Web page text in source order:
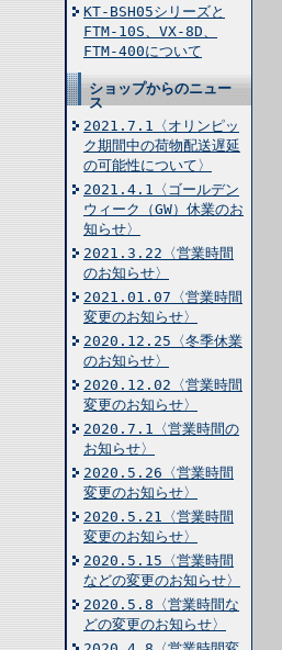
KT-BSH05シリーズと
FTM-10S、VX-8D、
FTM-400について
ショップからのニュー
ス
2021.7.1〈オリンピッ
ク期間中の荷物配送遅延
の可能性について〉
2021.4.1〈ゴールデン
ウィーク（GW）休業のお
知らせ〉
2021.3.22〈営業時間
のお知らせ〉
2021.01.07〈営業時間
変更のお知らせ〉
2020.12.25〈冬季休業
のお知らせ〉
2020.12.02〈営業時間
変更のお知らせ〉
2020.7.1〈営業時間の
お知らせ〉
2020.5.26〈営業時間
変更のお知らせ〉
2020.5.21〈営業時間
変更のお知らせ〉
2020.5.15〈営業時間
などの変更のお知らせ〉
2020.5.8〈営業時間な
どの変更のお知らせ〉